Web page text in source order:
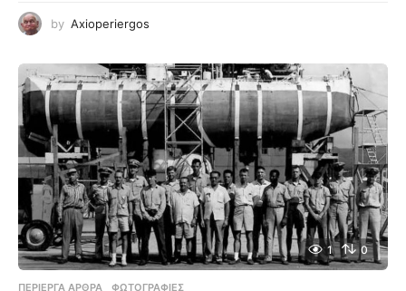
by Axioperiergos
1 0
ΠΕΡΊΕΡΓΑ ΆΡΘΡΑ ,ΦΩΤΟΓΡΑΦΊΕΣ